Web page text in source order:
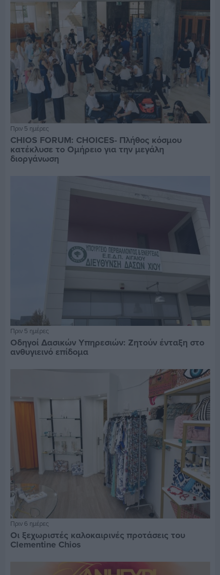
Πριν 5 ημέρες
CHIOS FORUM: CHOICES- Πλήθος κόσμου
κατέκλυσε το Ομήρειο για την μεγάλη
διοργάνωση
Πριν 5 ημέρες
Οδηγοί Δασικών Υπηρεσιών: Ζητούν ένταξη στο
ανθυγιεινό επίδομα
Πριν 6 ημέρες
Οι ξεχωριστές καλοκαιρινές προτάσεις του
Clementine Chios